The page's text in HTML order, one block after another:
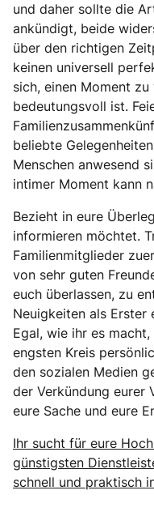
und daher sollte die
ankündigt, beide
über den richtigen
keinen universell
sich, einen Moment
bedeutungsvoll ist.
beliebte
Menschen anwesend
intimer Moment kann
Bezieht in eure
informieren möchtet.
Familienmitglieder
von sehr guten
euch überlassen, zu
Neuigkeiten als
Egal, wie ihr es
engsten Kreis
den sozialen Medien
der Verkündung eurer
eure Sache und eure
Ihr sucht für eure
günstigsten
schnell und praktisch